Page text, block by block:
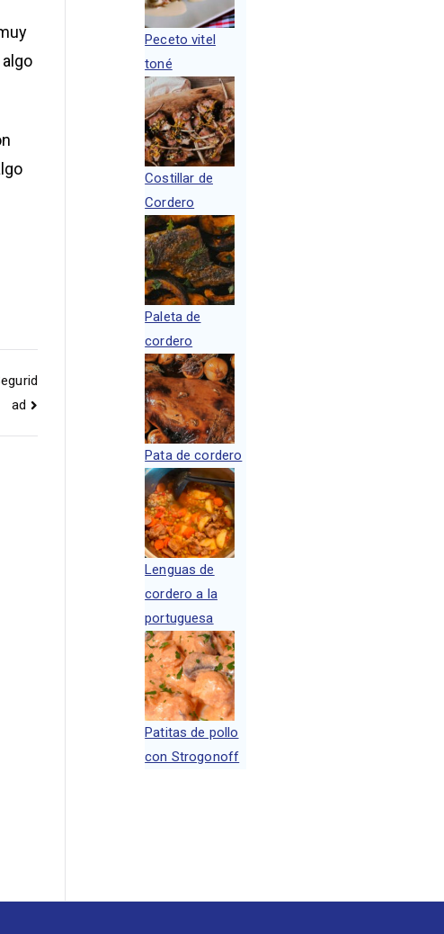
ad
Peceto vitel
toné
Costillar de
Cordero
Paleta de
cordero
Pata de cordero
Lenguas de
cordero a la
portuguesa
Patitas de pollo
con Strogonoff